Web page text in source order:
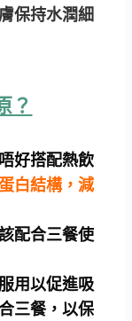
保持水潤細
？
好搭配熱飲
白結構，減
配合三餐使
用以促進吸
三餐，以保